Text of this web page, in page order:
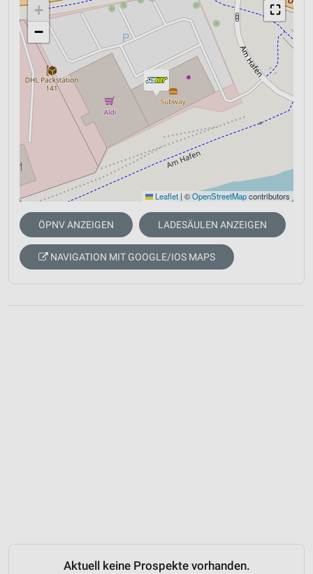
⛶
+
−
Leaflet | ©OpenStreetMapcontributors
ÖPNV ANZEIGEN LADESÄULEN ANZEIGEN
NAVIGATION MIT GOOGLE/IOS MAPS
Aktuell keine Prospekte vorhanden.